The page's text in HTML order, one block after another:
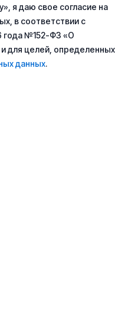
я даю свое согласие на
в соответствии с
года №152-ФЗ «О
для целей, определенных
данных.